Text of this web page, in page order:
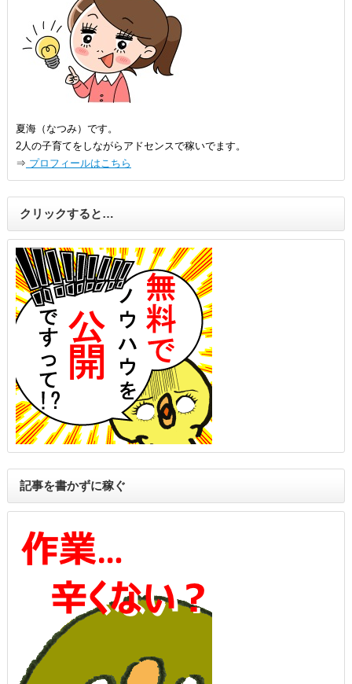
夏海（なつみ）です。
2人の子育てをしながらアドセンスで稼いでます。
⇒ プロフィールはこちら
クリックすると…
記事を書かずに稼ぐ